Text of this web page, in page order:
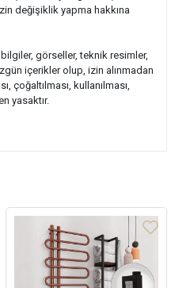
değişiklik yapma hakkına
görseller, teknik resimler,
içerikler olup, izin alınmadan
çoğaltılması, kullanılması,
yasaktır.